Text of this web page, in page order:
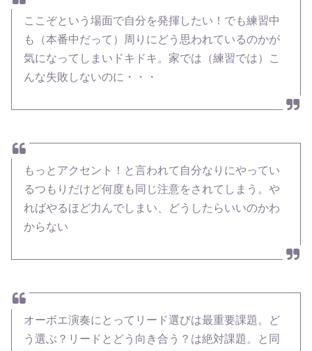
ここぞという場面で自分を発揮したい！でも練習中
も（本番中だって）周りにどう思われているのかが
気になってしまいドキドキ。家では（練習では）こ
んな失敗しないのに・・・
もっとアクセント！と言われて自分なりにやってい
るつもりだけど何度も同じ注意をされてしまう。や
ればやるほど力んでしまい、どうしたらいいのかわ
からない
オーボエ演奏にとってリード選びは最重要課題。ど
う選ぶ？リードとどう向き合う？は絶対課題。と同